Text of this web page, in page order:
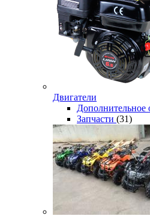
Двигатели
Дополнительное
Запчасти (31)